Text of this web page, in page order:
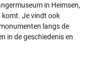
in Heimsen,
komt. Je vindt ook
langs de
in de geschiedenis en